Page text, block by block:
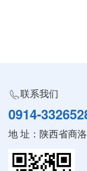
联系我们
0914-
地 址：陕西省商